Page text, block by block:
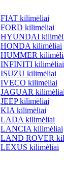
FIAT kilimėliai
FORD kilimėliai
HYUNDAI
HONDA kilimėliai
HUMMER
INFINITI kilimėliai
ISUZU kilimėliai
IVECO kilimėliai
JAGUAR kilimėliai
JEEP kilimėliai
KIA kilimėliai
LADA kilimėliai
LANCIA kilimėliai
LAND ROVER
LEXUS kilimėliai